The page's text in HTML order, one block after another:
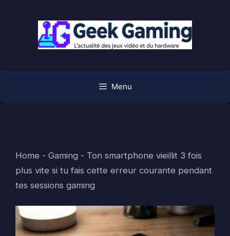
Menu
Home - Gaming - Ton smartphone vieillit 3 fois
plus vite si tu fais cette erreur courante pendant
tes sessions gaming